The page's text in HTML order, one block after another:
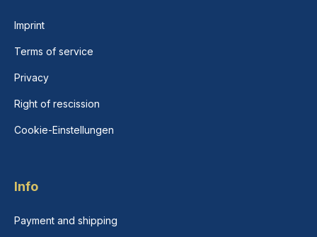
Imprint
Terms of service
Privacy
Right of rescission
Cookie-Einstellungen
Info
Payment and shipping